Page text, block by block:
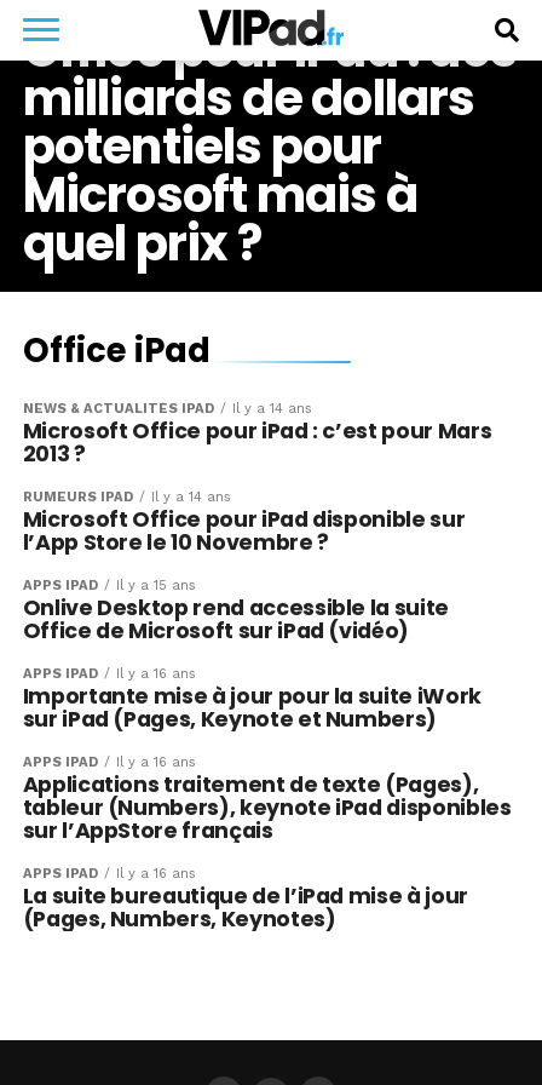
Office pour iPad : des
milliards de dollars
potentiels pour
Microsoft mais à
quel prix ?
Office iPad
NEWS & ACTUALITÉS IPAD Il y a 14 ans
Microsoft Office pour iPad : c’est pour Mars
2013 ?
RUMEURS IPAD Il y a 14 ans
Microsoft Office pour iPad disponible sur
l’App Store le 10 Novembre ?
APPS IPAD Il y a 15 ans
Onlive Desktop rend accessible la suite
Office de Microsoft sur iPad (vidéo)
APPS IPAD Il y a 16 ans
Importante mise à jour pour la suite iWork
sur iPad (Pages, Keynote et Numbers)
APPS IPAD Il y a 16 ans
Applications traitement de texte (Pages),
tableur (Numbers), keynote iPad disponibles
sur l’AppStore français
APPS IPAD Il y a 16 ans
La suite bureautique de l’iPad mise à jour
(Pages, Numbers, Keynotes)